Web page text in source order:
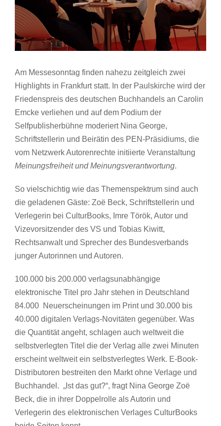
Am Messesonntag finden nahezu zeitgleich zwei
Highlights in Frankfurt statt. In der Paulskirche wird der
Friedenspreis des deutschen Buchhandels an Carolin
Emcke verliehen und auf dem Podium der
Selfpublisherbühne moderiert Nina George,
Schriftstellerin und Beirätin des PEN-Präsidiums, die
vom Netzwerk Autorenrechte initiierte Veranstaltung
Meinungsfreiheit und Meinungsverantwortung.
So vielschichtig wie das Themenspektrum sind auch
die geladenen Gäste: Zoë Beck, Schriftstellerin und
Verlegerin bei CulturBooks, Imre Török, Autor und
Vizevorsitzender des VS und Tobias Kiwitt,
Rechtsanwalt und Sprecher des Bundesverbands
junger Autorinnen und Autoren.
100.000 bis 200.000 verlagsunabhängige
elektronische Titel pro Jahr stehen in Deutschland
84.000 Neuerscheinungen im Print und 30.000 bis
40.000 digitalen Verlags-Novitäten gegenüber. Was
die Quantität angeht, schlagen auch weltweit die
selbstverlegten Titel die der Verlag alle zwei Minuten
erscheint weltweit ein selbstverlegtes Werk. E-Book-
Distributoren bestreiten den Markt ohne Verlage und
Buchhandel. „Ist das gut?“, fragt Nina George Zoë
Beck, die in ihrer Doppelrolle als Autorin und
Verlegerin des elektronischen Verlages CulturBooks